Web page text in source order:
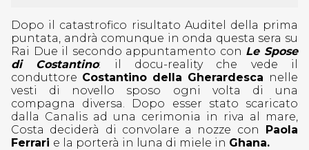
Dopo il catastrofico risultato Auditel della prima
puntata, andrà comunque in onda questa sera su
Rai Due il secondo appuntamento con Le Spose
di Costantino: il docu-reality che vede il
conduttore Costantino della Gherardesca nelle
vesti di novello sposo ogni volta di una
compagna diversa. Dopo esser stato scaricato
dalla Canalis ad una cerimonia in riva al mare,
Costa deciderà di convolare a nozze con Paola
Ferrari e la porterà in luna di miele in Ghana.